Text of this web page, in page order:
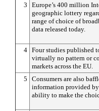
3
Europe’s 400 million
geographic lottery
range of choice of
data released today.
4 Four studies published
virtually no pattern or
markets across the EU.
5
Consumers are also
information provided
ability to make the